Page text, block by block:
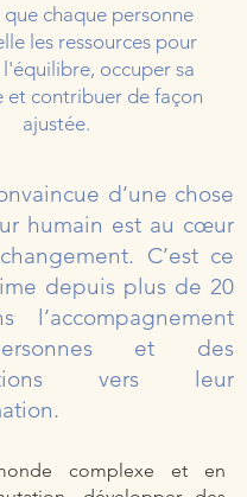
chaque personne
les ressources pour
occuper sa
et contribuer de façon
ajustée.
d’une chose
humain est au cœur
C’est ce
depuis plus de 20
l’accompagnement
et des
vers leur
complexe et en